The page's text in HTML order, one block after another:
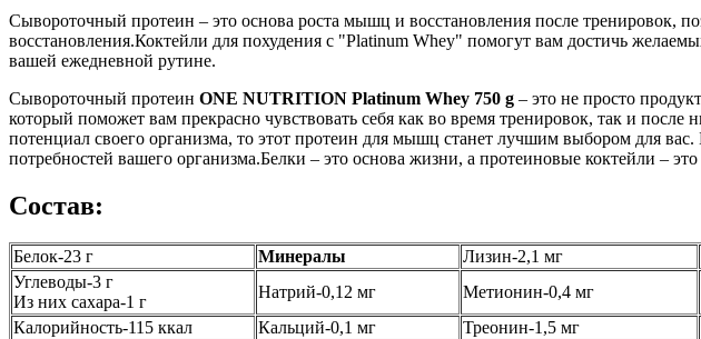
Сывороточный протеин – это основа роста мышц и восстановления после тренировок,
восстановления.Коктейли для похудения с "Platinum Whey" помогут вам достичь
вашей ежедневной рутине.
Сывороточный протеин ONE NUTRITION Platinum Whey 750 g – это не просто
который поможет вам прекрасно чувствовать себя как во время тренировок, так и
потенциал своего организма, то этот протеин для мышц станет лучшим выбором для вас.
потребностей вашего организма.Белки – это основа жизни, а протеиновые коктейли –
Состав:
Белок-23 г Минералы Лизин-2,1 мг
Углеводы-3 г
Из них сахара-1 г
Натрий-0,12 мг Метионин-0,4 мг
Калорийность-115 ккал
Кальций-0,1 мг Треонин-1,5 мг